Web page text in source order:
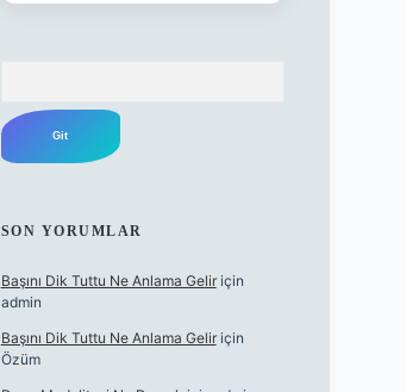
SON YORUMLAR
Başını Dik Tuttu Ne Anlama Geliriçin
admin
Başını Dik Tuttu Ne Anlama Geliriçin
Özüm